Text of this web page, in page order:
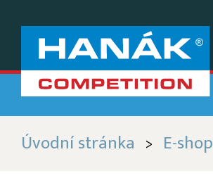
Úvodní stránka > E-shop